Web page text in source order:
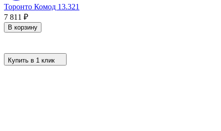
Торонто Комод 13.321
7 811 ₽
В корзину
Купить в 1 клик